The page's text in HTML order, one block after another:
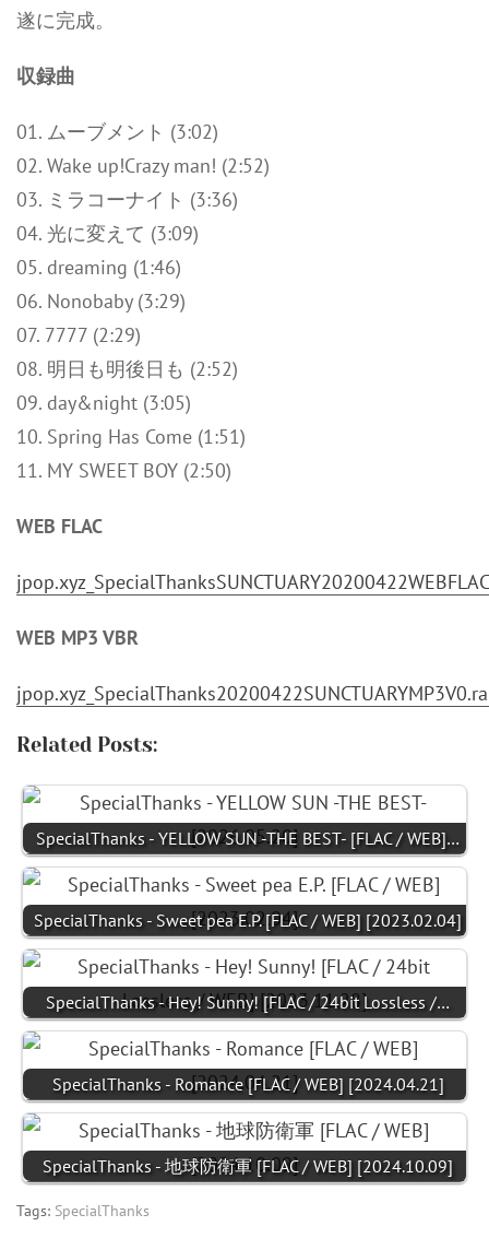
遂に完成。
収録曲
01. ムーブメント (3:02)
02. Wake up!Crazy man! (2:52)
03. ミラコーナイト (3:36)
04. 光に変えて (3:09)
05. dreaming (1:46)
06. Nonobaby (3:29)
07. 7777 (2:29)
08. 明日も明後日も (2:52)
09. day&night (3:05)
10. Spring Has Come (1:51)
11. MY SWEET BOY (2:50)
WEB FLAC
WEB MP3 VBR
Related Posts:
SpecialThanks - YELLOW SUN -THE BEST- [FLAC / WEB]…
SpecialThanks - Sweet pea E.P. [FLAC / WEB] [2023.02.04]
SpecialThanks - Hey! Sunny! [FLAC / 24bit Lossless /…
SpecialThanks - Romance [FLAC / WEB] [2024.04.21]
SpecialThanks - 地球防衛軍 [FLAC / WEB] [2024.10.09]
Tags: SpecialThanks